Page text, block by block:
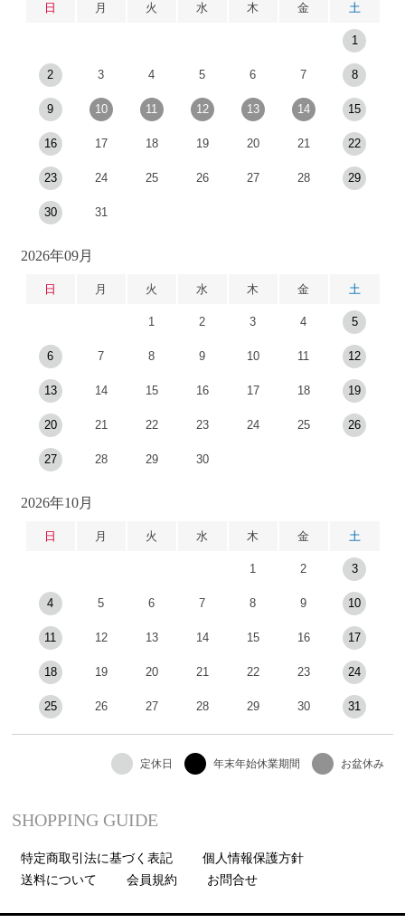
日 月 火 水 木 金 土
1
2 3 4 5 6 7 8
9 10 11 12 13 14 15
16 17 18 19 20 21 22
23 24 25 26 27 28 29
30 31
2026年09月
日 月 火 水 木 金 土
1 2 3 4 5
6 7 8 9 10 11 12
13 14 15 16 17 18 19
20 21 22 23 24 25 26
27 28 29 30
2026年10月
日 月 火 水 木 金 土
1 2 3
4 5 6 7 8 9 10
11 12 13 14 15 16 17
18 19 20 21 22 23 24
25 26 27 28 29 30 31
定休日 年末年始休業期間 お盆休み
SHOPPING GUIDE
特定商取引法に基づく表記
個人情報保護方針
送料について
会員規約 お問合せ